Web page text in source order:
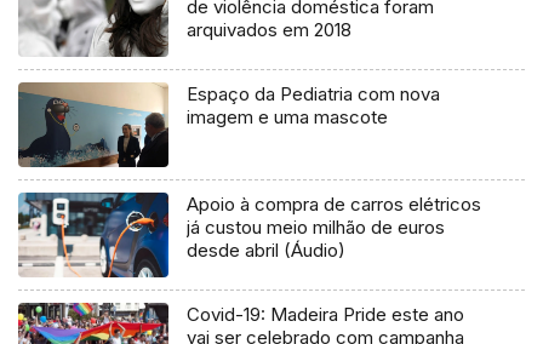
de violência doméstica foram
arquivados em 2018
Espaço da Pediatria com nova
imagem e uma mascote
Apoio à compra de carros elétricos
já custou meio milhão de euros
desde abril (Áudio)
Covid-19: Madeira Pride este ano
vai ser celebrado com campanha